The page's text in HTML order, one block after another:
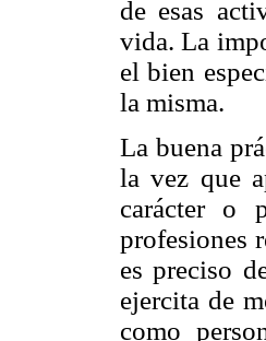
de esas
vida. La
el bien
la misma.
La buena
la vez que
carácter o
profesiones
es preciso
ejercita de
como